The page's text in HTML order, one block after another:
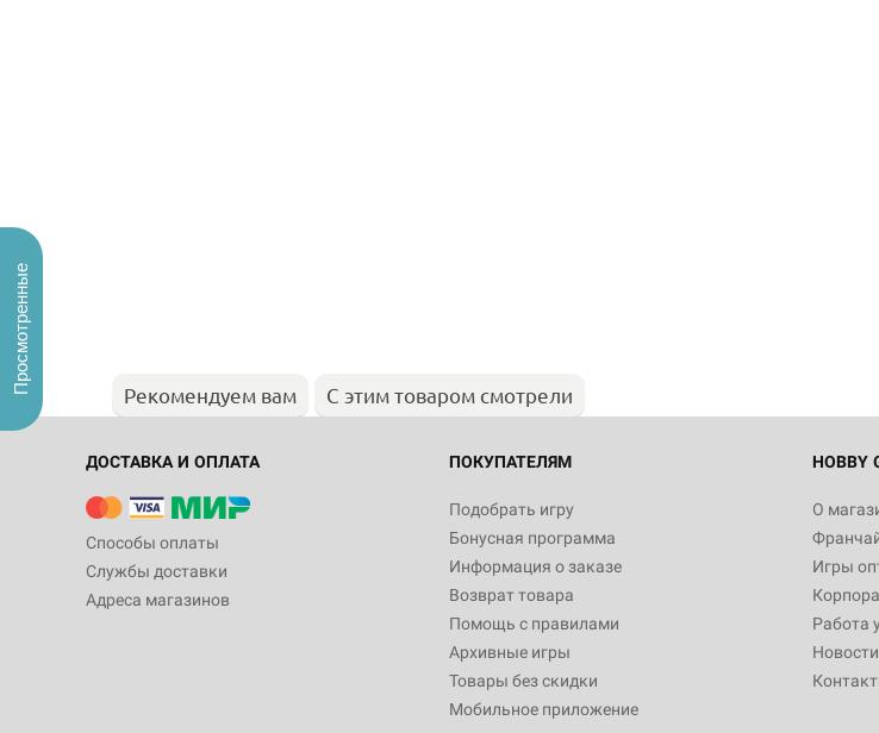
Рекомендуем вам С этим товаром смотрели
ДОСТАВКА И ОПЛАТА
Способы оплаты
Службы доставки
Адреса магазинов
ПОКУПАТЕЛЯМ
Подобрать игру
Бонусная программа
Информация о заказе
Возврат товара
Помощь с правилами
Архивные игры
Товары без скидки
Мобильное приложение
HOBBY
О
Игры
Работа
Новости
Просмотренные
"Мир
799
12